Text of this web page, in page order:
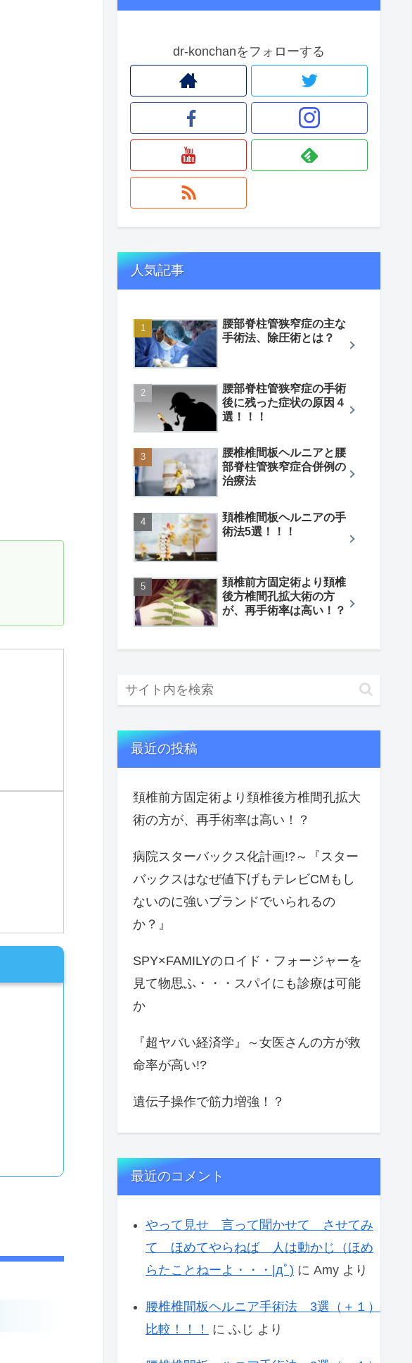
dr-konchanをフォローする
人気記事
腰部脊柱管狭窄症の主な
手術法、除圧術とは？
腰部脊柱管狭窄症の手術
後に残った症状の原因４
選！！！
腰椎椎間板ヘルニアと腰
部脊柱管狭窄症合併例の
治療法
頚椎椎間板ヘルニアの手
術法5選！！！
頚椎前方固定術より頚椎
後方椎間孔拡大術の方
が、再手術率は高い！？
最近の投稿
頚椎前方固定術より頚椎後方椎間孔拡大
術の方が、再手術率は高い！？
病院スターバックス化計画!?～『スター
バックスはなぜ値下げもテレビCMもし
ないのに強いブランドでいられるの
か？』
SPY×FAMILYのロイド・フォージャーを
見て物思ふ・・・スパイにも診療は可能
か
『超ヤバい経済学』～女医さんの方が救
命率が高い!?
遺伝子操作で筋力増強！？
最近のコメント
やって見せ 言って聞かせて させてみ
て ほめてやらねば 人は動かじ（ほめ
らたことねーよ・・・|дﾟ) に Amy より
腰椎椎間板ヘルニア手術法 3選（＋１）
比較！！！
に ふじ より